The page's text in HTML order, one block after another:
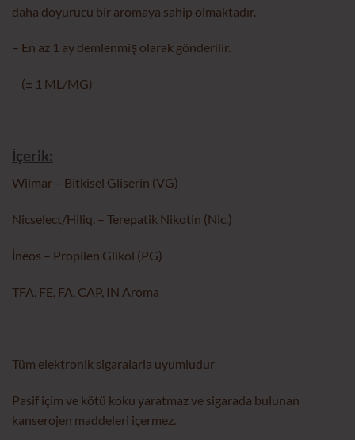
daha doyurucu bir aromaya sahip olmaktadır.
– En az 1 ay demlenmiş olarak gönderilir.
– (± 1 ML/MG)
İçerik:
Wilmar – Bitkisel Gliserin (VG)
Nicselect/Hiliq. – Terepatik Nikotin (Nic.)
İneos – Propilen Glikol (PG)
TFA, FE, FA, CAP, IN Aroma
Tüm elektronik sigaralarla uyumludur
Pasif içim ve kötü koku yaratmaz ve sigarada bulunan
kanserojen maddeleri içermez.